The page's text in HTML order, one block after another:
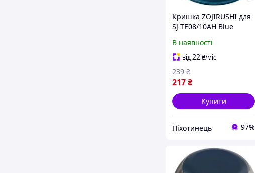
Кришка ZOJIRUSHI для
SJ-TE08/10AH Blue
В наявності
від22₴/міс
217₴
239 ₴
Купити
Піхотинець 97%